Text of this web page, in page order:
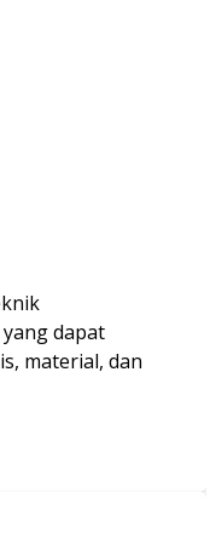
dapat
material, dan